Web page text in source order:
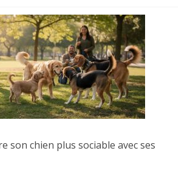
son chien plus sociable avec ses